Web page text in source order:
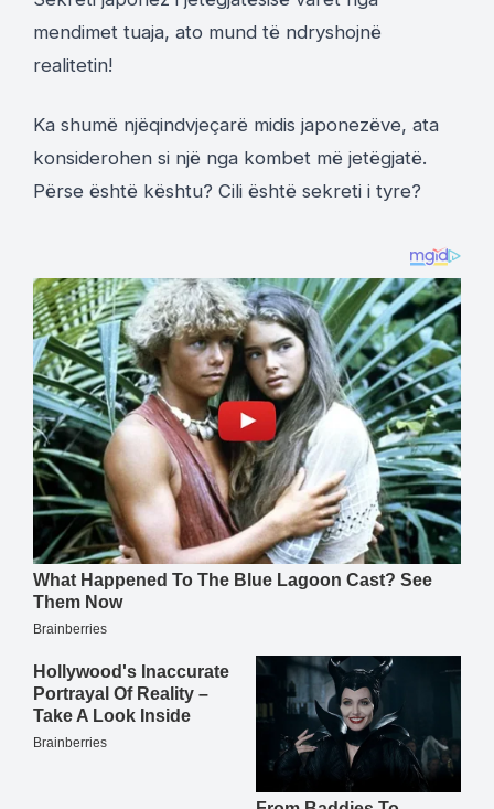
mendimet tuaja, ato mund të ndryshojnë
realitetin!
Ka shumë njëqindvjeçarë midis japonezëve, ata
konsiderohen si një nga kombet më jetëgjatë.
Përse është kështu? Cili është sekreti i tyre?